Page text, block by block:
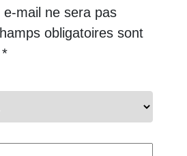
mail ne sera pas
obligatoires sont
*